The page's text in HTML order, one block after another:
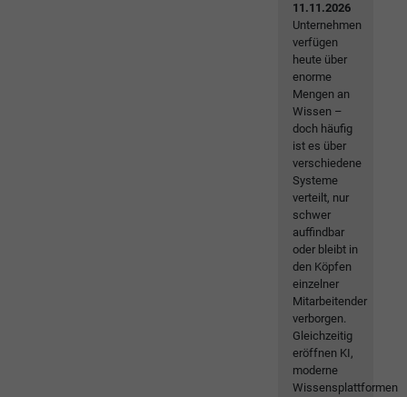
11.11.2026
Unternehmen
verfügen
heute über
enorme
Mengen an
Wissen –
doch häufig
ist es über
verschiedene
Systeme
verteilt, nur
schwer
auffindbar
oder bleibt in
den Köpfen
einzelner
Mitarbeitender
verborgen.
Gleichzeitig
eröffnen KI,
moderne
Wissensplattformen